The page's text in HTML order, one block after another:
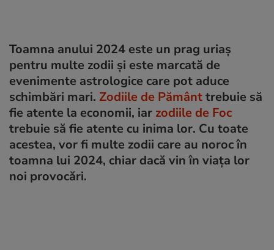
Toamna anului 2024 este un prag uriaș
pentru multe zodii și este marcată de
evenimente astrologice care pot aduce
schimbări mari. Zodiile de Pământtrebuie să
fie atente la economii, iar zodiile de Foc
trebuie să fie atente cu inima lor. Cu toate
acestea, vor fi multe zodii care au noroc în
toamna lui 2024, chiar dacă vin în viața lor
noi provocări.